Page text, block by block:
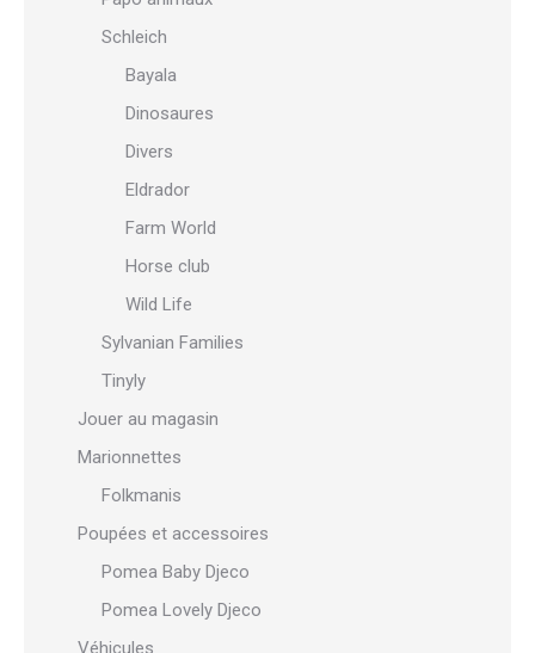
Schleich
Bayala
Dinosaures
Divers
Eldrador
Farm World
Horse club
Wild Life
Sylvanian Families
Tinyly
Jouer au magasin
Marionnettes
Folkmanis
Poupées et accessoires
Pomea Baby Djeco
Pomea Lovely Djeco
Véhicules